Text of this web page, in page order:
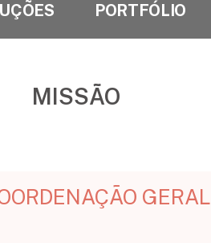
PORTFÓLIO
MISSÃO
GERAL